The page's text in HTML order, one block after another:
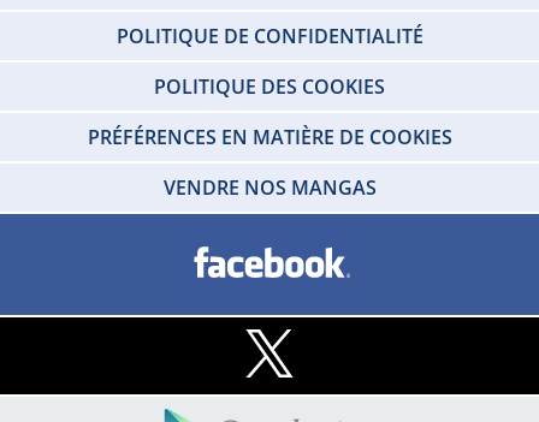
POLITIQUE DE CONFIDENTIALITÉ
POLITIQUE DES COOKIES
PRÉFÉRENCES EN MATIÈRE DE COOKIES
VENDRE NOS MANGAS